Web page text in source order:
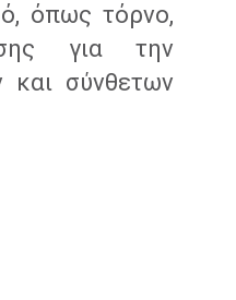
όπως τόρνο,
για την
και σύνθετων